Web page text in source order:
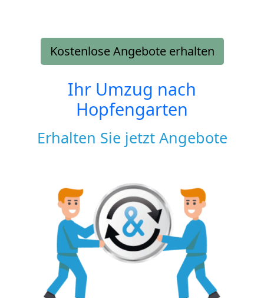
Kostenlose Angebote erhalten
Ihr Umzug nach
Hopfengarten
Erhalten Sie jetzt Angebote